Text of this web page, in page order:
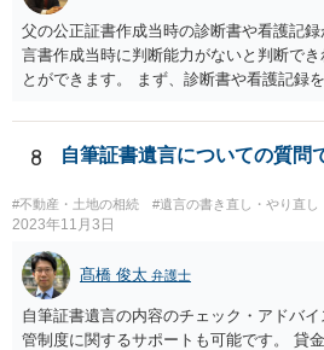
父の公正証書作成当時の診断書や看護記
言書作成当時に判断能力がないと判断で
とができます。 まず、診断書や看護記録
いと思います。
8 自筆証書遺言についての質問
#不動産・土地の相続 #遺言の書き直し・やり直し
2023年11月3日
髙橋 俊太 弁護士
自筆証書遺言の内容のチェック・アドバ
管制度に関するサポートも可能です。 貸